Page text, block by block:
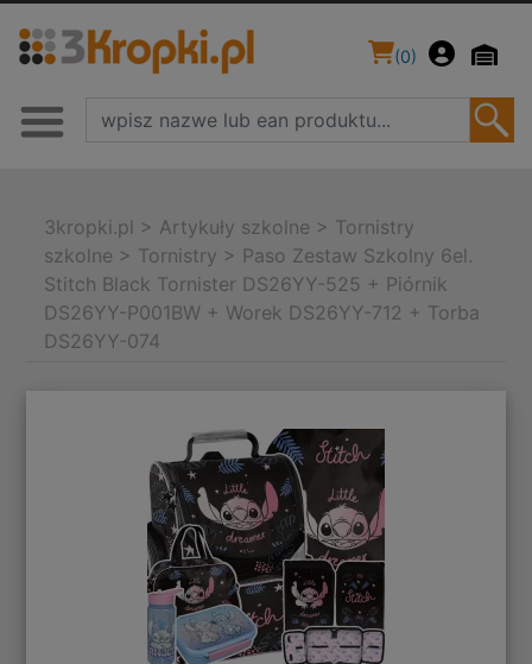
(0)
3kropki.pl > Artykuły szkolne > Tornistry
szkolne > Tornistry > Paso Zestaw Szkolny 6el.
Stitch Black Tornister DS26YY-525 + Piórnik
DS26YY-P001BW + Worek DS26YY-712 + Torba
DS26YY-074